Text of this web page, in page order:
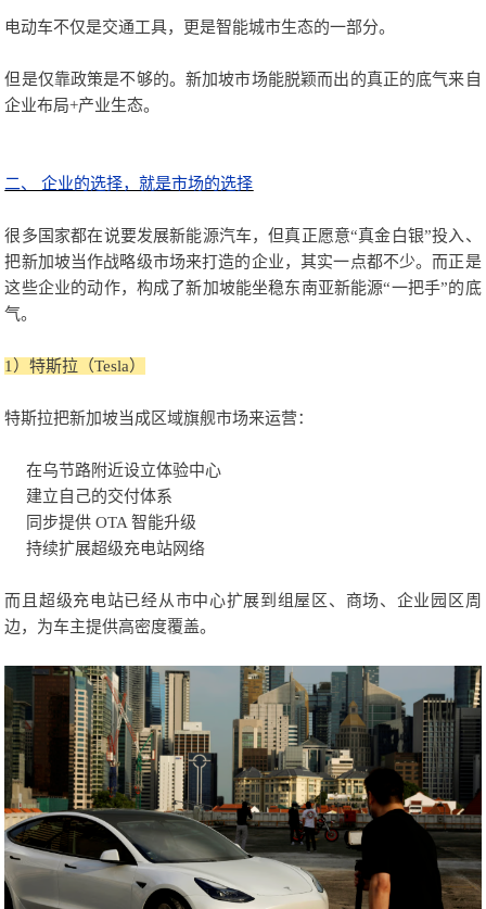
电动车不仅是交通工具，更是智能城市生态的一部分。
但是仅靠政策是不够的。新加坡市场能脱颖而出的真正的底气来自
企业布局+产业生态。
二、 企业的选择，就是市场的选择
很多国家都在说要发展新能源汽车，但真正愿意“真金白银”投入、
把新加坡当作战略级市场来打造的企业，其实一点都不少。而正是
这些企业的动作，构成了新加坡能坐稳东南亚新能源“一把手”的底
气。
1）特斯拉（Tesla）
特斯拉把新加坡当成区域旗舰市场来运营：
在乌节路附近设立体验中心
建立自己的交付体系
同步提供 OTA 智能升级
持续扩展超级充电站网络
而且超级充电站已经从市中心扩展到组屋区、商场、企业园区周
边，为车主提供高密度覆盖。